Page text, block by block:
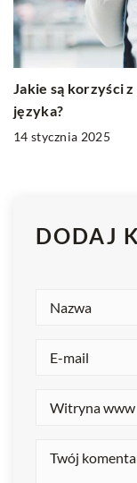
Jakie są korzyści
języka?
14 stycznia 2025
DODAJ